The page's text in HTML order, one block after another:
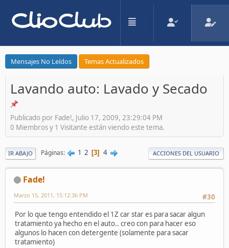
Mensajes No Leídos Temas Actualizados
Lavando auto: Lavado y Secado
Publicado por Fade!, Julio 17, 2009, 23:29:04 PM
0 Miembros y 1 Visitante están viendo este tema.
IR ABAJO Páginas 1 2 3 4 ACCIONES DEL USUARIO
Fade!
#30
Marzo 15, 2011, 15:12:36 PM
Por lo que tengo entendido el 1Z car star es para sacar algun
tratamiento ya hecho en el auto.. creo con para hacer eso
algunos lo hacen con detergente (solamente para sacar
tratamiento)